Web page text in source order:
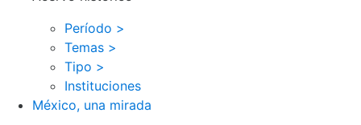
Período >
Temas >
Tipo >
Instituciones
México, una mirada